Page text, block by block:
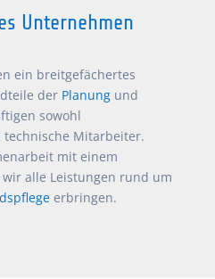
Unternehmen
ein breitgefächertes
der Planungund
sowohl
technische Mitarbeiter.
mit einem
alle Leistungen rund um
erbringen.